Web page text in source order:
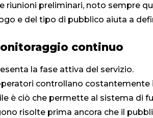
riunioni preliminari, noto sempre
e del tipo di pubblico aiuta a
continuo
la fase attiva del servizio.
controllano
è ciò che permette al sistema di
risolte prima ancora che il